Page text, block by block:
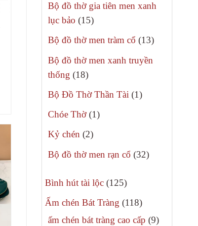
Bộ đồ thờ gia tiên men xanh
lục bảo
1515
Bộ đồ thờ men tràm cổ 1313
Bộ đồ thờ men xanh truyền
thống
1818
Bộ Đồ Thờ Thần Tài 11
Chóe Thờ 11
Kỷ chén 22
Bộ đồ thờ men rạn cổ 3232
Bình hút tài lộc 125125
phẩm
Ấm chén Bát Tràng 118118
sản
ấm chén bát tràng cao cấp 99